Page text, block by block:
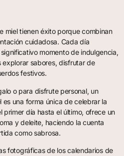
miel tienen éxito porque combinan
cuidadosa. Cada día
momento de indulgencia,
explorar sabores, disfrutar de
festivos.
o para disfrute personal, un
una forma única de celebrar la
día hasta el último, ofrece un
y deleite, haciendo la cuenta
como sabrosa.
fotográficas de los calendarios de